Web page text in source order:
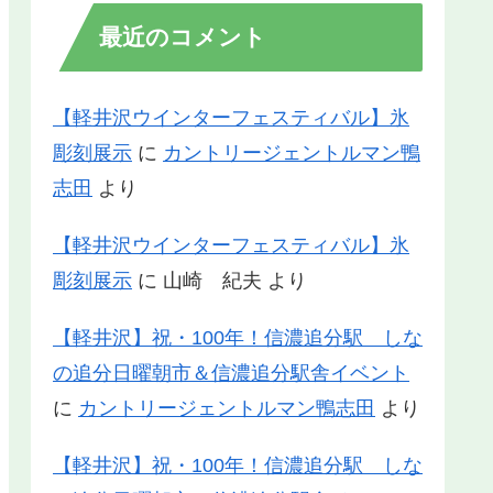
最近のコメント
【軽井沢ウインターフェスティバル】氷
彫刻展示 に カントリージェントルマン鴨
志田 より
【軽井沢ウインターフェスティバル】氷
彫刻展示 に 山崎 紀夫 より
【軽井沢】祝・100年！信濃追分駅 しな
の追分日曜朝市＆信濃追分駅舎イベント
に カントリージェントルマン鴨志田 より
【軽井沢】祝・100年！信濃追分駅 しな